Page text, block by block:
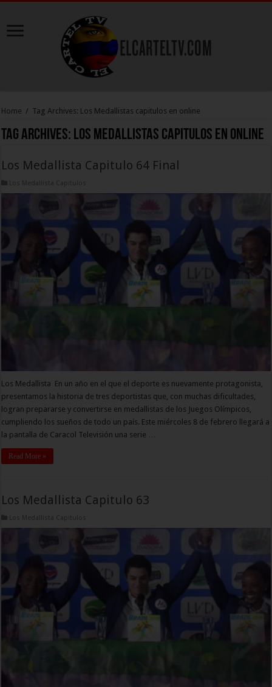
Home / Tag Archives: Los Medallistas capitulos en online
Tag Archives: Los Medallistas capitulos en online
Los Medallista Capitulo 64 Final
Los Medallista Capitulos
Los Medallista En un año en el que el deporte es nuevamente protagonista,
presentamos la historia de tres deportistas que, con muchas dificultades,
logran prepararse y convertirse en medallistas de los Juegos Olímpicos,
cumpliendo los sueños de todo un país. Este miércoles 8 de febrero llegará a
la pantalla de Caracol Televisión una serie …
Read More »
Los Medallista Capitulo 63
Los Medallista Capitulos